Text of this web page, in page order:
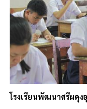
โรงเรียนพัฒนาศรีผดุ